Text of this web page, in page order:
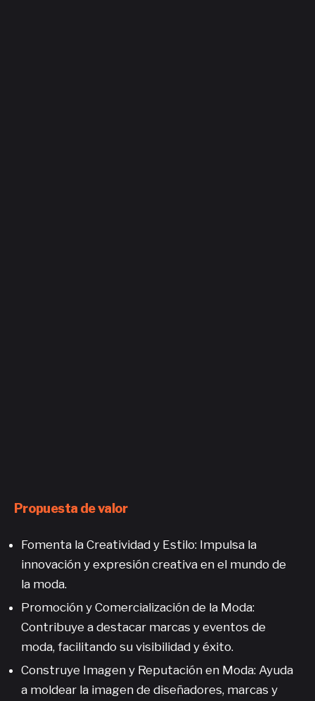
Propuesta de valor
Fomenta la Creatividad y Estilo: Impulsa la
innovación y expresión creativa en el mundo de
la moda.
Promoción y Comercialización de la Moda:
Contribuye a destacar marcas y eventos de
moda, facilitando su visibilidad y éxito.
Construye Imagen y Reputación en Moda: Ayuda
a moldear la imagen de diseñadores, marcas y